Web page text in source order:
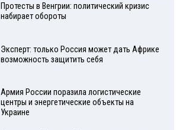
Протесты в Венгрии: политический кризис
набирает обороты
Эксперт: только Россия может дать Африке
возможность защитить себя
Армия России поразила логистические
центры и энергетические объекты на
Украине